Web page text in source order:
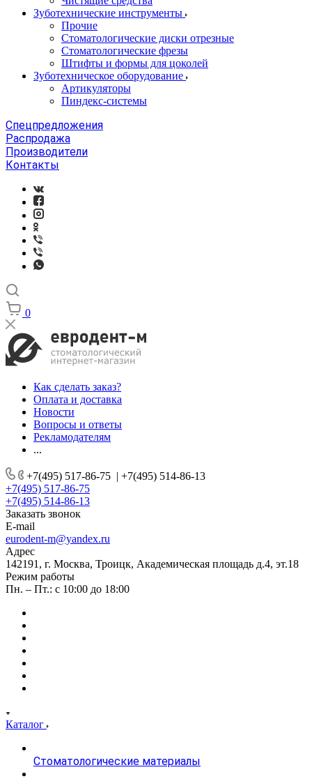
Зуботехнические инструменты
Прочие
Стоматологические диски отрезные
Стоматологические фрезы
Штифты и формы для цоколей
Зуботехническое оборудование
Артикуляторы
Пиндекс-системы
Спецпредложения
Распродажа
Производители
Контакты
0
Как сделать заказ?
Оплата и доставка
Новости
Вопросы и ответы
Рекламодателям
...
+7(495) 517-86-75 | +7(495) 514-86-13
+7(495) 517-86-75
+7(495) 514-86-13
Заказать звонок
E-mail
eurodent-m@yandex.ru
Адрес
142191, г. Москва, Троицк, Академическая площадь д.4, эт.18
Режим работы
Пн. – Пт.: с 10:00 до 18:00
Каталог
Стоматологические материалы